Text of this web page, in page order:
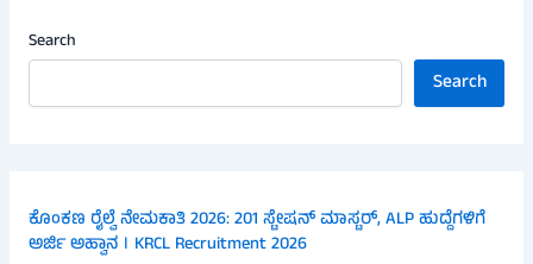
Search
Search
ಕೊಂಕಣ ರೈಲ್ವೆ ನೇಮಕಾತಿ 2026: 201 ಸ್ಟೇಷನ್ ಮಾಸ್ಟರ್, ALP ಹುದ್ದೆಗಳಿಗೆ
ಅರ್ಜಿ ಅಹ್ವಾನ । KRCL Recruitment 2026